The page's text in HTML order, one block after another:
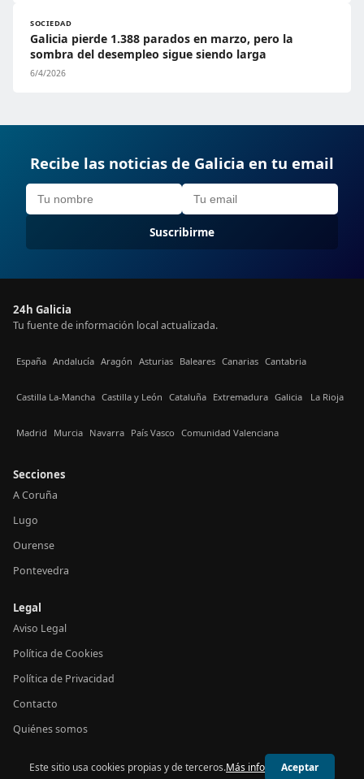
SOCIEDAD
Galicia pierde 1.388 parados en marzo, pero la
sombra del desempleo sigue siendo larga
6/4/2026
Recibe las noticias de Galicia en tu email
Suscribirme
24h Galicia
Tu fuente de información local actualizada.
España Andalucía Aragón Asturias Baleares Canarias Cantabria
Castilla La-Mancha Castilla y León Cataluña Extremadura Galicia La Rioja
Madrid Murcia Navarra País Vasco Comunidad Valenciana
Secciones
A Coruña
Lugo
Ourense
Pontevedra
Legal
Aviso Legal
Política de Cookies
Política de Privacidad
Contacto
Quiénes somos
© 2026 24h Galicia
Este sitio usa cookies propias y de terceros.Más info Aceptar